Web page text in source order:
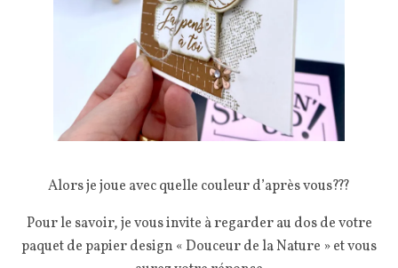
Alors je joue avec quelle couleur d’après vous???
Pour le savoir, je vous invite à regarder au dos de votre
paquet de papier design « Douceur de la Nature » et vous